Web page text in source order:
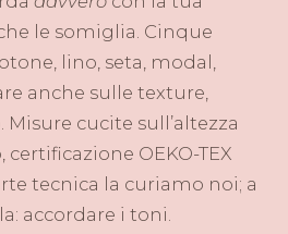
le somiglia. Cinque
lino, seta, modal,
anche sulle texture,
Misure cucite sull’altezza
certificazione OEKO-TEX
tecnica la curiamo noi; a
accordare i toni.